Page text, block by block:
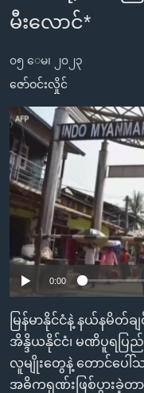
အကြောင်းအရာ
ကျော်
ကြည့်
ပင်မ
ညွန်း
စာမျက်နှာ
သို့
ကြည့်
ရန်
နေရာ
ကျော်
ရပ်ဝန်းတခု လမ်းတခု အ
အမေရိကန်သုံးအီဒီယံ
မကြေးမုံရဲ့ အင်္ဂလိပ်စာ
ရုပ်ရှင်ထဲက အင်္ဂလိပ်စာ
သုတပဒေသာ အင်္ဂလိပ်စာ
အပတ်စဉ်ကဏ္ဍများ
ရေဒီယို
တီဗွီ
ရေဒီယိုနှင့်ရုပ်သံ အချက်
ရေဒီယို/တီဗွီအစီအစဉ်
Learning English
ဗွီအိုအေ လူမှုကွန်ယက်များ
ဘာသာစကားများ
မီးလောင်*
၀၅ ေမ၊ ၂၀၂၃
ဇော်ဝင်းလှိုင်
No media
0:00
မြန်မာနိုင်ငံနဲ့ နယ်နမိတ်
အိန္ဒိယနိုင်ငံ၊ မဏိပူရပ
လူမျိုးတွေနဲ့ တောင်ပေါ်
အဓိကရုဏ်းဖြစ်ပွားခဲ့တာ